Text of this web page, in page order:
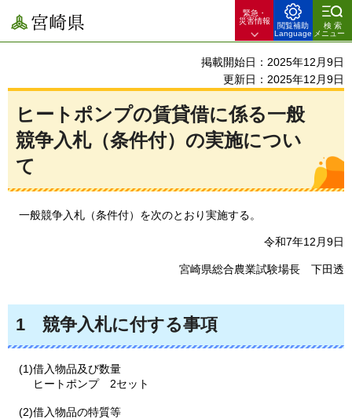
宮崎県
緊急・
災害情報
閲覧補助
Language
検索
メニュー
掲載開始日：2025年12月9日
更新日：2025年12月9日
ヒートポンプの賃貸借に係る一般
競争入札（条件付）の実施につい
て
一般競争入札 （条件付）を次のとおり実施する。
令和7年12月9日
宮崎県総合農業試験場長 下田透
1 競争入札に付する事項
(1)借入物品及び数量
ヒートポンプ
2セット
(2)借入物品の特質等